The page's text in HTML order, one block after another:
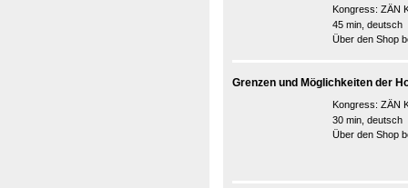
Kongress: ZÄN
45 min, deutsch
Über den Shop
Grenzen und Möglichkeiten der
Kongress: ZÄN
30 min, deutsch
Über den Shop